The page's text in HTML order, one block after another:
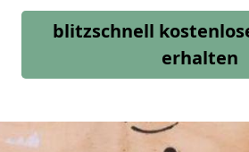
blitzschnell
erhalten